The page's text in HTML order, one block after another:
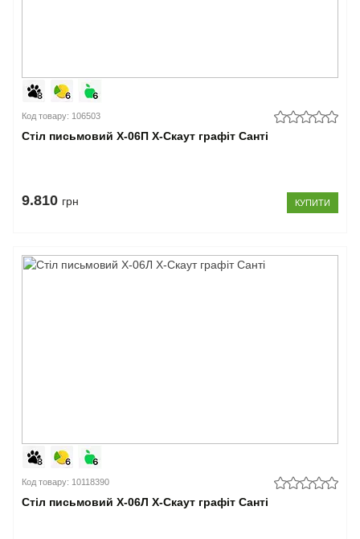
Код товару: 106503
Стіл письмовий Х-06П X-Скаут графіт Санті
9.810 грн КУПИТИ
Код товару: 10118390
Стіл письмовий Х-06Л X-Скаут графіт Санті